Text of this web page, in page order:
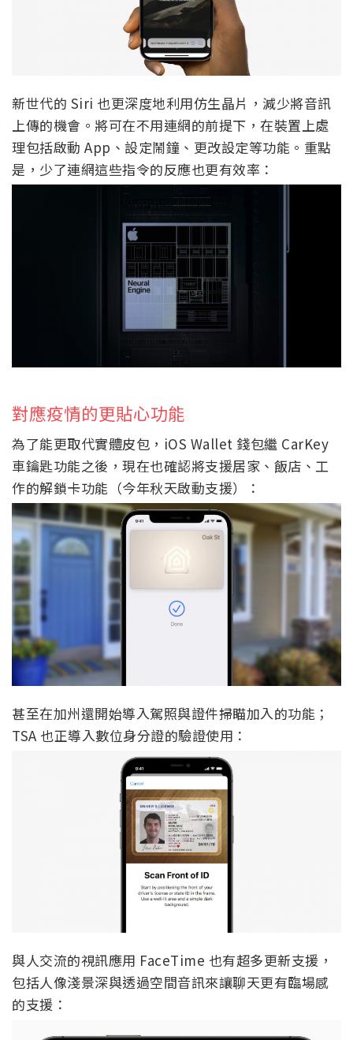
新世代的 Siri 也更深度地利用仿生晶片，減少將音訊
上傳的機會。將可在不用連網的前提下，在裝置上處
理包括啟動 App、設定鬧鐘、更改設定等功能。重點
是，少了連網這些指令的反應也更有效率：
對應疫情的更貼心功能
為了能更取代實體皮包，iOS Wallet 錢包繼 CarKey
車鑰匙功能之後，現在也確認將支援居家、飯店、工
作的解鎖卡功能（今年秋天啟動支援）：
甚至在加州還開始導入駕照與證件掃瞄加入的功能；
TSA 也正導入數位身分證的驗證使用：
與人交流的視訊應用 FaceTime 也有超多更新支援，
包括人像淺景深與透過空間音訊來讓聊天更有臨場感
的支援：